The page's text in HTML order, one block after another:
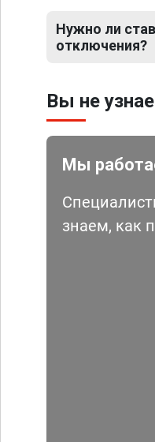
Нужно ли
отключения?
Вы не
Мы
знаем, как